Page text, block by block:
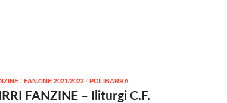
/ FANZINE 2021/2022 / POLIBARRA
FANZINE – Iliturgi C.F.